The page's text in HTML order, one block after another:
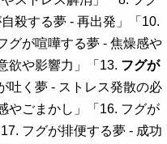
殺する夢 - 再出発」「10.
グが喧嘩する夢 - 焦燥感や
欲や影響力」「13. フグが
吐く夢 - ストレス発散の必
やごまかし」「16. フグが
フグが排便する夢 - 成功